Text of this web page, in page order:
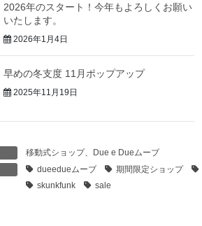
2026年のスタート！今年もよろしくお願い
いたします。
2026年1月4日
早めの冬支度 11月ポップアップ
2025年11月19日
移動式ショップ、Due e Dueムーブ
dueedueムーブ 期間限定ショップ
skunkfunk
sale